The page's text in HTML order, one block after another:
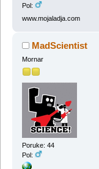
Pol:
www.mojaladja.com
MadScientist
Mornar
Poruke: 44
Pol: